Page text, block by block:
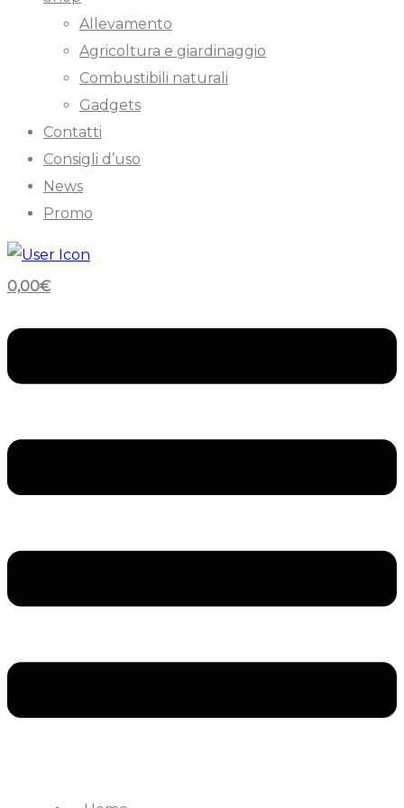
Allevamento
Agricoltura e giardinaggio
Combustibili naturali
Gadgets
Contatti
Consigli d’uso
News
Promo
0,00€